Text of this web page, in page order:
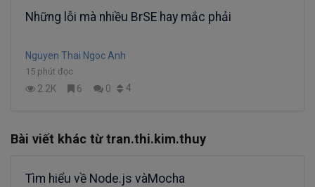
Những lỗi mà nhiều BrSE hay mắc phải
Nguyen Thai Ngoc Anh
15 phút đọc
2.2K 6 0 4
Bài viết khác từ tran.thi.kim.thuy
Tìm hiểu về Node.js vàMocha